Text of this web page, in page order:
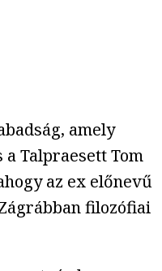
amely
Talpraesett Tom
az ex előnevű
filozófiai